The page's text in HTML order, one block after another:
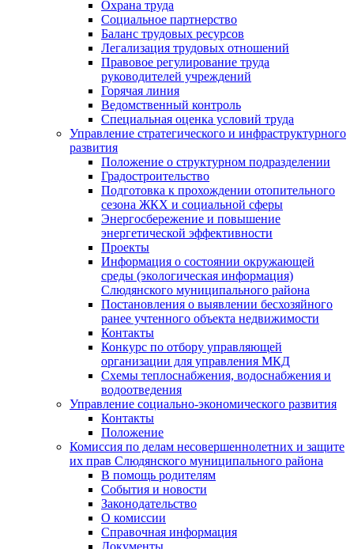
Охрана труда
Социальное партнерство
Баланс трудовых ресурсов
Легализация трудовых отношений
Правовое регулирование труда
руководителей учреждений
Горячая линия
Ведомственный контроль
Специальная оценка условий труда
Управление стратегического и инфраструктурного
развития
Положение о структурном подразделении
Градостроительство
Подготовка к прохождении отопительного
сезона ЖКХ и социальной сферы
Энергосбережение и повышение
энергетической эффективности
Проекты
Информация о состоянии окружающей
среды (экологическая информация)
Слюдянского муниципального района
Постановления о выявлении бесхозяйного
ранее учтенного объекта недвижимости
Контакты
Конкурс по отбору управляющей
организации для управления МКД
Схемы теплоснабжения, водоснабжения и
водоотведения
Управление социально-экономического развития
Контакты
Положение
Комиссия по делам несовершеннолетних и защите
их прав Слюдянского муниципального района
В помощь родителям
События и новости
Законодательство
О комиссии
Справочная информация
Документы